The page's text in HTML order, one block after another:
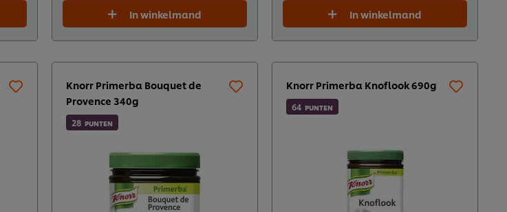
In winkelmand In winkelmand
Knorr Primerba Bouquet de
Provence 340g
28 PUNTEN
Knorr Primerba Knoflook 690g
64 PUNTEN